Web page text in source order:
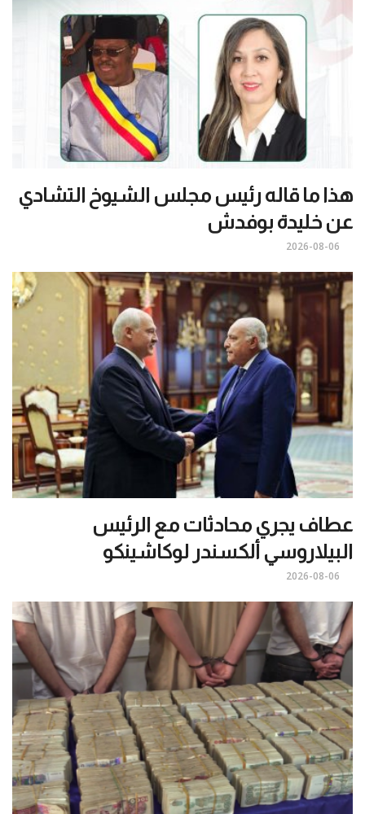
هذا ما قاله رئيس مجلس الشيوخ التشادي
عن خليدة بوفدش
2026-08-06
عطاف يجري محادثات مع الرئيس
البيلاروسي ألكسندر لوكاشينكو
2026-08-06